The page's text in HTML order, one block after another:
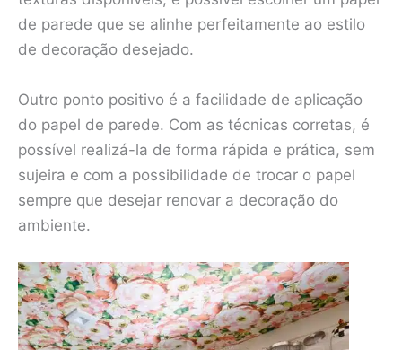
de parede que se alinhe perfeitamente ao estilo
de decoração desejado.
Outro ponto positivo é a facilidade de aplicação
do papel de parede. Com as técnicas corretas, é
possível realizá-la de forma rápida e prática, sem
sujeira e com a possibilidade de trocar o papel
sempre que desejar renovar a decoração do
ambiente.